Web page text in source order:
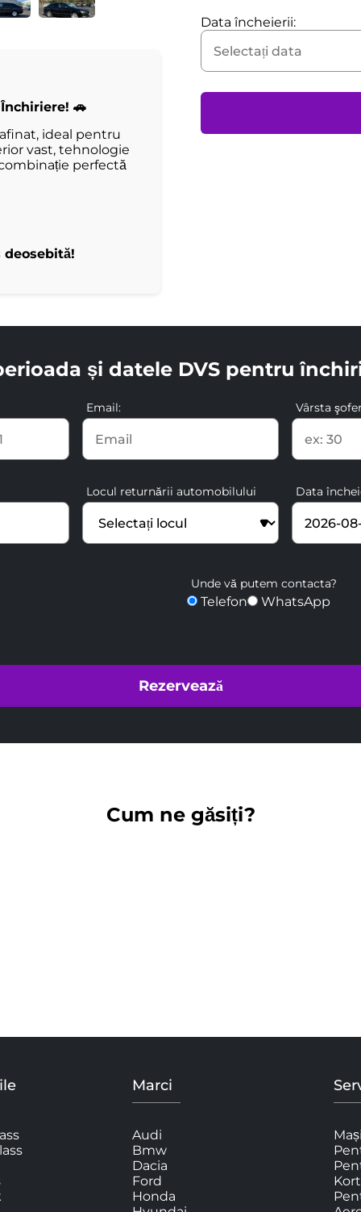
🚗
ideal pentru
vast, tehnologie
perfectă
deosebită!
Data încheierii:
și datele DVS pentru
Email: Vârsta
Locul returnării automobilului Data
Unde vă putem contacta?
Telefon WhatsApp
Cum ne găsiți?
Marci
Audi
Bmw
Dacia
Ford
Honda